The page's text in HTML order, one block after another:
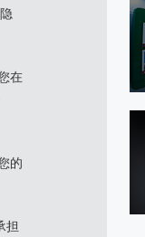
在
的
担